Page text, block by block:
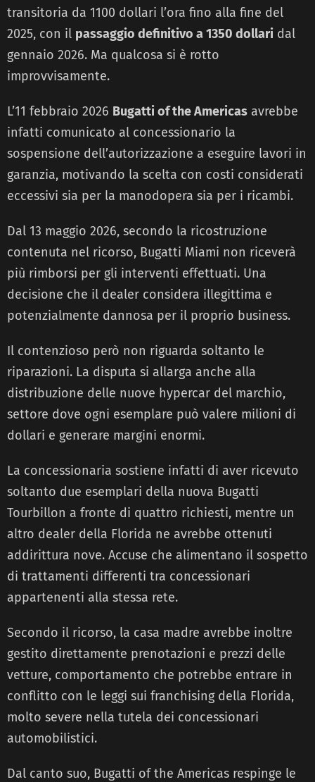
transitoria da 1100 dollari l’ora fino alla fine del
2025, con il passaggio definitivo a 1350 dollari dal
gennaio 2026. Ma qualcosa si è rotto
improvvisamente.
L’11 febbraio 2026 Bugatti of the Americas avrebbe
infatti comunicato al concessionario la
sospensione dell’autorizzazione a eseguire lavori in
garanzia, motivando la scelta con costi considerati
eccessivi sia per la manodopera sia per i ricambi.
Dal 13 maggio 2026, secondo la ricostruzione
contenuta nel ricorso, Bugatti Miami non riceverà
più rimborsi per gli interventi effettuati. Una
decisione che il dealer considera illegittima e
potenzialmente dannosa per il proprio business.
Il contenzioso però non riguarda soltanto le
riparazioni. La disputa si allarga anche alla
distribuzione delle nuove hypercar del marchio,
settore dove ogni esemplare può valere milioni di
dollari e generare margini enormi.
La concessionaria sostiene infatti di aver ricevuto
soltanto due esemplari della nuova Bugatti
Tourbillon a fronte di quattro richiesti, mentre un
altro dealer della Florida ne avrebbe ottenuti
addirittura nove. Accuse che alimentano il sospetto
di trattamenti differenti tra concessionari
appartenenti alla stessa rete.
Secondo il ricorso, la casa madre avrebbe inoltre
gestito direttamente prenotazioni e prezzi delle
vetture, comportamento che potrebbe entrare in
conflitto con le leggi sui franchising della Florida,
molto severe nella tutela dei concessionari
automobilistici.
Dal canto suo, Bugatti of the Americas respinge le